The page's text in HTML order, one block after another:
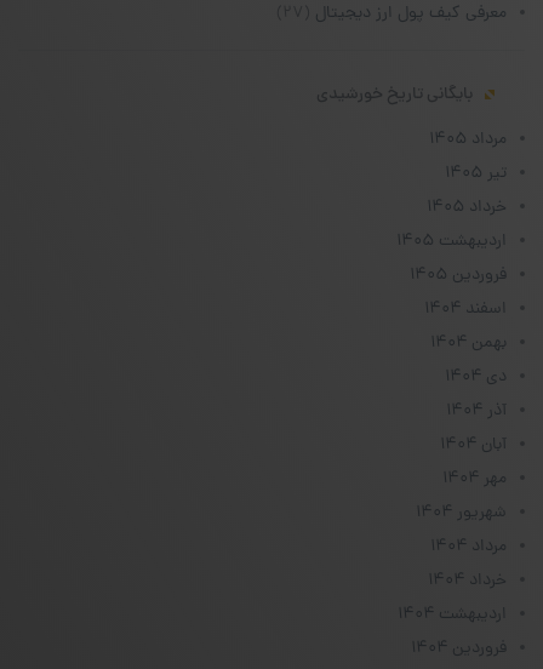
معرفی کیف پول ارز دیجیتال
بایگانی تاریخ خورشیدی
مرداد ۱۴۰۵
تیر ۱۴۰۵
خرداد ۱۴۰۵
اردیبهشت ۱۴۰۵
فروردین ۱۴۰۵
اسفند ۱۴۰۴
بهمن ۱۴۰۴
دی ۱۴۰۴
آذر ۱۴۰۴
آبان ۱۴۰۴
مهر ۱۴۰۴
شهریور ۱۴۰۴
مرداد ۱۴۰۴
خرداد ۱۴۰۴
اردیبهشت ۱۴۰۴
فروردین ۱۴۰۴